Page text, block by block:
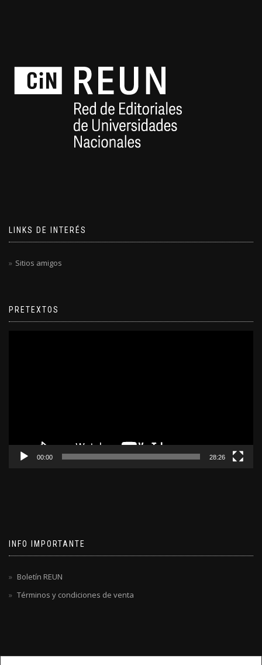
LINKS DE INTERÉS
Sitios amigos
PRETEXTOS
00:00 28:26
INFO IMPORTANTE
Boletín REUN
Términos y condiciones de venta